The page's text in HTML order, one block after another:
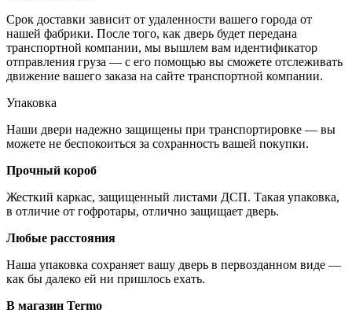
Срок доставки зависит от удаленности вашего города от
нашей фабрики. После того, как дверь будет передана
транспортной компании, мы вышлем вам идентификатор
отправления груза — с его помощью вы сможете отслеживать
движение вашего заказа на сайте транспортной компании.
Упаковка
Наши двери надежно защищены при транспортировке — вы
можете не беспокоиться за сохранность вашей покупки.
Прочный короб
Жесткий каркас, защищенный листами ДСП. Такая упаковка,
в отличие от гофротары, отлично защищает дверь.
Любые расстояния
Наша упаковка сохраняет вашу дверь в первозданном виде —
как бы далеко ей ни пришлось ехать.
В магазин Termo